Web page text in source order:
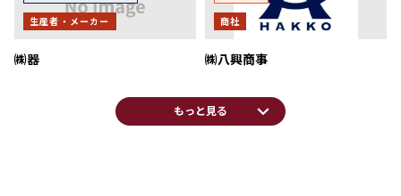
生産者・メーカー
㈱器
商社
㈱八興商事
もっと見る keyboard_arrow_down